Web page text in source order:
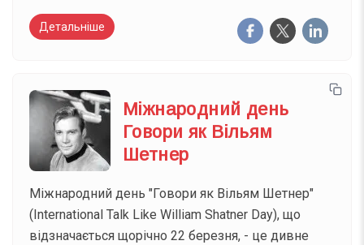
Детальніше
Міжнародний день
Говори як Вільям
Шетнер
Міжнародний день "Говори як Вільям Шетнер"
(International Talk Like William Shatner Day), що
відзначається щорічно 22 березня, - це дивне